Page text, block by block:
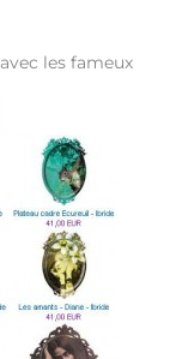
les fameux